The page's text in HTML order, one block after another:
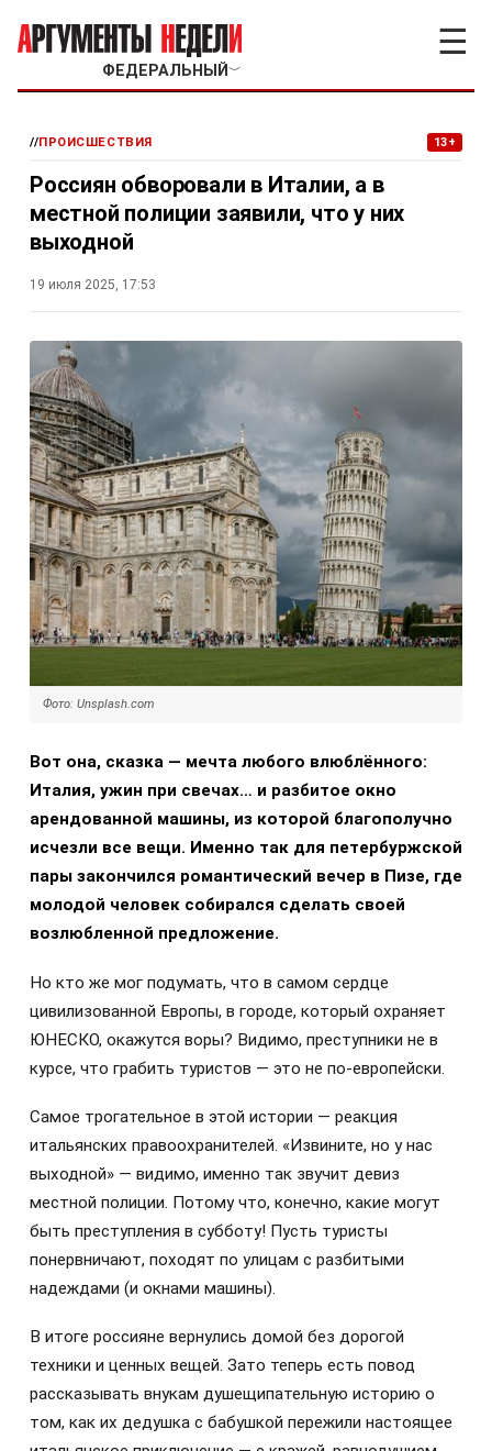
ФЕДЕРАЛЬНЫЙ ﹀
☰
//ПРОИСШЕСТВИЯ 13+
Россиян обворовали в Италии, а в
местной полиции заявили, что у них
выходной
19 июля 2025, 17:53
Фото: Unsplash.com
Вот она, сказка — мечта любого влюблённого:
Италия, ужин при свечах… и разбитое окно
арендованной машины, из которой благополучно
исчезли все вещи. Именно так для петербуржской
пары закончился романтический вечер в Пизе, где
молодой человек собирался сделать своей
возлюбленной предложение.
Но кто же мог подумать, что в самом сердце
цивилизованной Европы, в городе, который охраняет
ЮНЕСКО, окажутся воры? Видимо, преступники не в
курсе, что грабить туристов — это не по-европейски.
Самое трогательное в этой истории — реакция
итальянских правоохранителей. «Извините, но у нас
выходной» — видимо, именно так звучит девиз
местной полиции. Потому что, конечно, какие могут
быть преступления в субботу! Пусть туристы
понервничают, походят по улицам с разбитыми
надеждами (и окнами машины).
В итоге россияне вернулись домой без дорогой
техники и ценных вещей. Зато теперь есть повод
рассказывать внукам душещипательную историю о
том, как их дедушка с бабушкой пережили настоящее